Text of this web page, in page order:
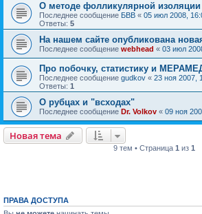
О методе фолликулярной изоляции
Последнее сообщение БВВ « 05 июл 2008,
Ответы: 5
На нашем сайте опубликована
Последнее сообщение webhead « 03 июл
Про побочку, статистику и
Последнее сообщение gudkov « 23 ноя 2007,
Ответы: 1
О рубцах и "всходах"
Последнее сообщение Dr. Volkov « 09 ноя
Новая тема
9 тем • Страница 1 из 1
ПРАВА ДОСТУПА